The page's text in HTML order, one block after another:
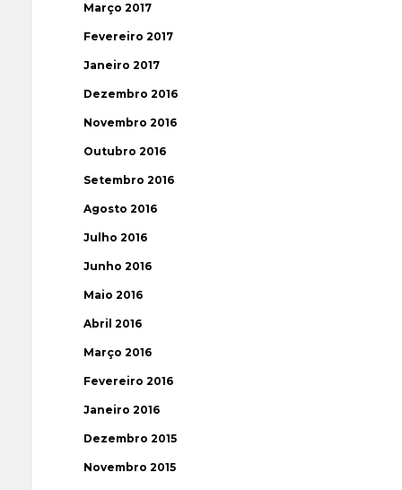
Março 2017
Fevereiro 2017
Janeiro 2017
Dezembro 2016
Novembro 2016
Outubro 2016
Setembro 2016
Agosto 2016
Julho 2016
Junho 2016
Maio 2016
Abril 2016
Março 2016
Fevereiro 2016
Janeiro 2016
Dezembro 2015
Novembro 2015